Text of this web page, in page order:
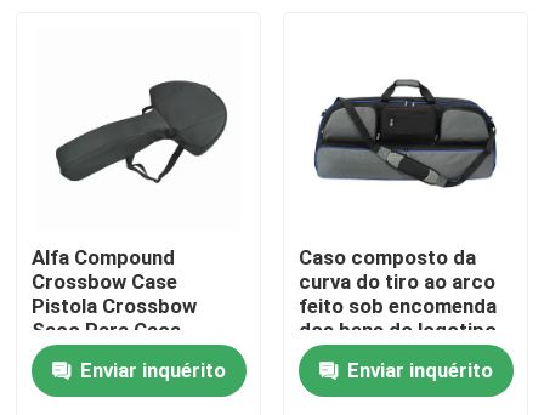
Para casa
Alfa Compound
Crossbow Case
Pistola Crossbow
Saco Para Caça
Enviar inquérito
Caso composto da
curva do tiro ao arco
feito sob encomenda
dos bens do logotipo
100cm com a alça
para a caça exterior
Enviar inquérito